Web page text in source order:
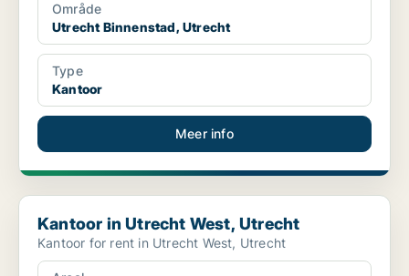
Område
Utrecht Binnenstad, Utrecht
Type
Kantoor
Meer info
Kantoor in Utrecht West, Utrecht
Kantoor in Utrecht West, Utrecht
Kantoor for rent in Utrecht West, Utrecht